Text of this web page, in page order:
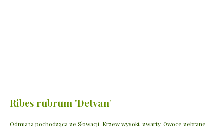
Ribes rubrum 'Detvan'
Odmiana pochodząca ze Słowacji. Krzew wysoki, zwarty. Owoce zebrane